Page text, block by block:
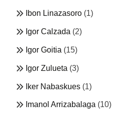
Ibon Linazasoro (1)
Igor Calzada (2)
Igor Goitia (15)
Igor Zulueta (3)
Iker Nabaskues (1)
Imanol Arrizabalaga (10)